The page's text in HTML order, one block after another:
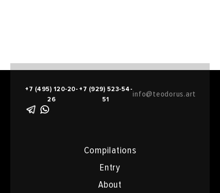
Compilations
Entry
About
+7 (495) 120-20-
26
+7 (929) 523-54-
51
info@teodorus.art